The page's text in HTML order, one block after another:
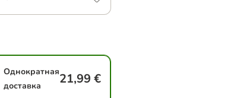
Однократная
доставка
21,99 €